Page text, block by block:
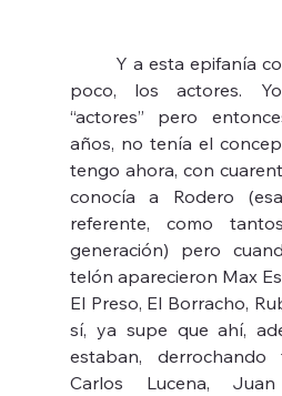
poco, los actores.
“actores” pero
años, no tenía el
tengo ahora, con
conocía a Rodero
referente, como
generación) pero
telón aparecieron Max
El Preso, El Borracho,
sí, ya supe que ahí,
estaban,
Carlos Lucena,